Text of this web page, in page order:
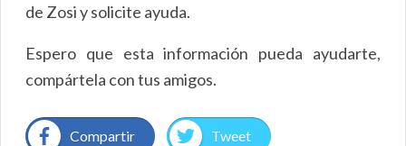
de Zosi y solicite ayuda.
Espero que esta información pueda ayudarte,
compártela con tus amigos.
Compartir Tweet